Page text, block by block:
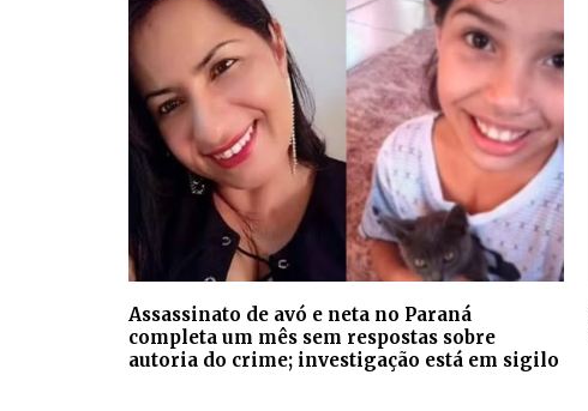
Assassinato de avó e neta no Paraná
completa um mês sem respostas sobre
autoria do crime; investigação está em sigilo